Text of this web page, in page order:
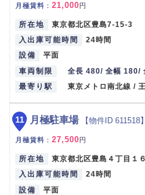
月極賃料 ： 21,000円
所在地
東京都北区豊島7-15-3
入出庫可能時間
24時間
設備
平面
車両制限
全長 480/ 全幅 180/
最寄り駅
東京メトロ南北線 /
月極駐車場 【物件ID 611518】
月極賃料 ： 27,500円
所在地
東京都北区豊島４丁目１
入出庫可能時間
24時間
設備
平面
11